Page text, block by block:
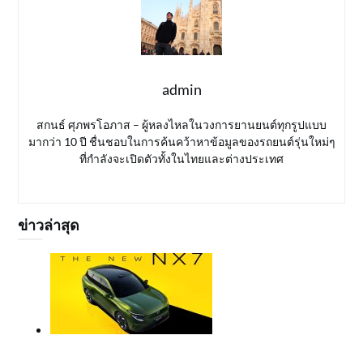
admin
สกนธ์ ศุภพรโอภาส – ผู้หลงไหลในวงการยานยนต์ทุกรูปแบบ
มากว่า 10 ปี ชื่นชอบในการค้นคว้าหาข้อมูลของรถยนต์รุ่นใหม่ๆ
ที่กำลังจะเปิดตัวทั้งในไทยและต่างประเทศ
ข่าวล่าสุด